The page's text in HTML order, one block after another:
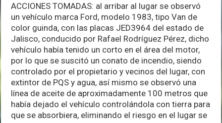
ACCIONES TOMADAS: al arribar al lugar se observó
un vehículo marca Ford, modelo 1983, tipo Van de
color guinda, con las placas JED3964 del estado de
Jalisco, conducido por Rafael Rodríguez Pérez, dicho
vehículo había tenido un corto en el área del motor,
por lo que se suscitó un conato de incendio, siendo
controlado por el propietario y vecinos del lugar, con
extintor de PQS y agua, así mismo se observó una
línea de aceite de aproximadamente 100 metros que
había dejado el vehículo controlándola con tierra para
que se absorbiera, eliminando el riesgo en el lugar se